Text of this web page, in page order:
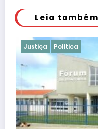
Leia também
Justiça